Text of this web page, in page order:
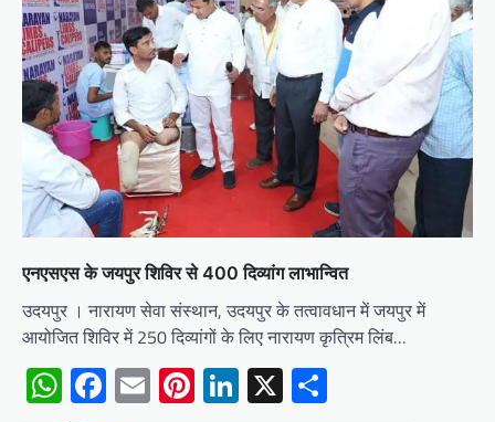
एनएसएस के जयपुर शिविर से 400 दिव्यांग लाभान्वित
उदयपुर । नारायण सेवा संस्थान, उदयपुर के तत्वावधान में जयपुर में
आयोजित शिविर में 250 दिव्यांगों के लिए नारायण कृत्रिम लिंब…
WhatsApp
Facebook
EmailPinterest
LinkedIn
X